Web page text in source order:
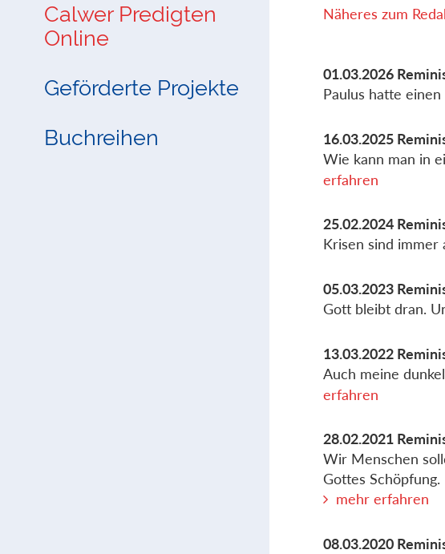
Calwer Predigten
Online
Geförderte Projekte
Buchreihen
Näheres zum
01.03.2026
Paulus hatte
16.03.2025
Wie kann man in
erfahren
25.02.2024
Krisen sind immer
05.03.2023
Gott bleibt dran.
13.03.2022
Auch meine
erfahren
28.02.2021
Wir Menschen
Gottes Schöpfung.
mehr erfahren
08.03.2020